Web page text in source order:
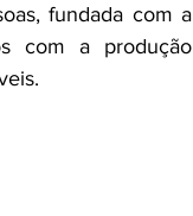
fundada com a
com a produção